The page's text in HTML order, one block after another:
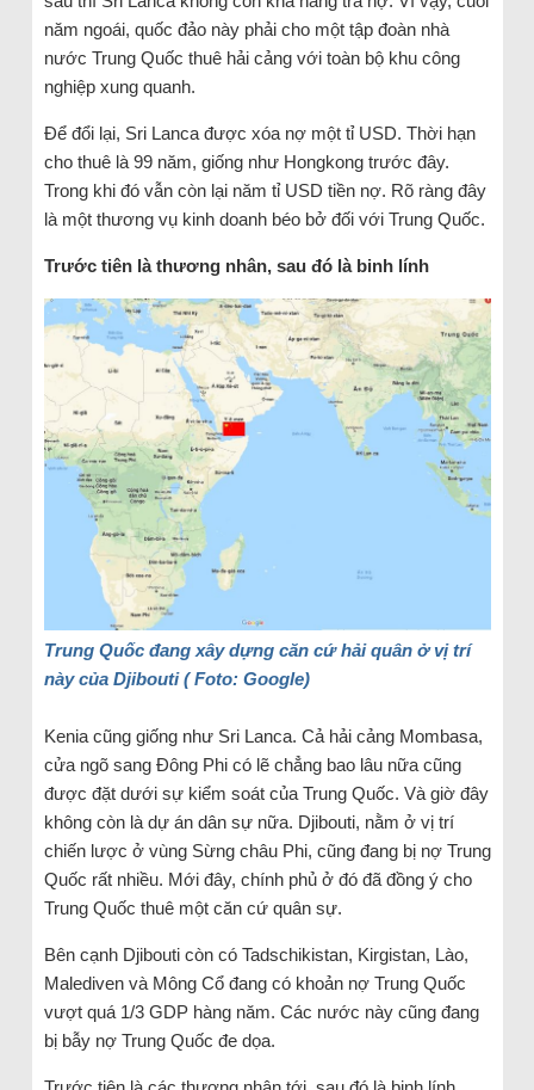
năm ngoái, quốc đảo này phải cho một tập đoàn nhà
nước Trung Quốc thuê hải cảng với toàn bộ khu công
nghiệp xung quanh.
Để đổi lại, Sri Lanca được xóa nợ một tỉ USD. Thời hạn
cho thuê là 99 năm, giống như Hongkong trước đây.
Trong khi đó vẫn còn lại năm tỉ USD tiền nợ. Rõ ràng đây
là một thương vụ kinh doanh béo bở đối với Trung Quốc.
Trước tiên là thương nhân, sau đó là binh lính
Trung Quốc đang xây dựng căn cứ hải quân ở vị trí
này của Djibouti ( Foto: Google)
Kenia cũng giống như Sri Lanca. Cả hải cảng Mombasa,
cửa ngõ sang Đông Phi có lẽ chẳng bao lâu nữa cũng
được đặt dưới sự kiểm soát của Trung Quốc. Và giờ đây
không còn là dự án dân sự nữa. Djibouti, nằm ở vị trí
chiến lược ở vùng Sừng châu Phi, cũng đang bị nợ Trung
Quốc rất nhiều. Mới đây, chính phủ ở đó đã đồng ý cho
Trung Quốc thuê một căn cứ quân sự.
Bên cạnh Djibouti còn có Tadschikistan, Kirgistan, Lào,
Malediven và Mông Cổ đang có khoản nợ Trung Quốc
vượt quá 1/3 GDP hàng năm. Các nước này cũng đang
bị bẫy nợ Trung Quốc đe dọa.